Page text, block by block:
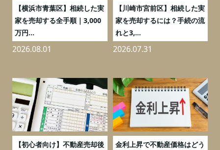
【横浜市青葉区】相続した実
家を売却する全手順｜3,000
万円...
2026.08.01
【川崎市宮前区】相続した実
家を売却するには？手続の流
れと3,...
2026.07.31
【初心者向け】不動産売却後
金利上昇で不動産価格はどう